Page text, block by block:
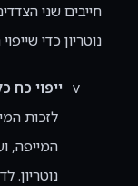
חייבים שני
נוטריון כדי
v ייפוי כח
לזכות
המייפה,